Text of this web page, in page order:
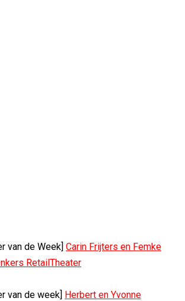
van de Week] Carin Frijters en Femke
RetailTheater
van de week] Herbert en Yvonne